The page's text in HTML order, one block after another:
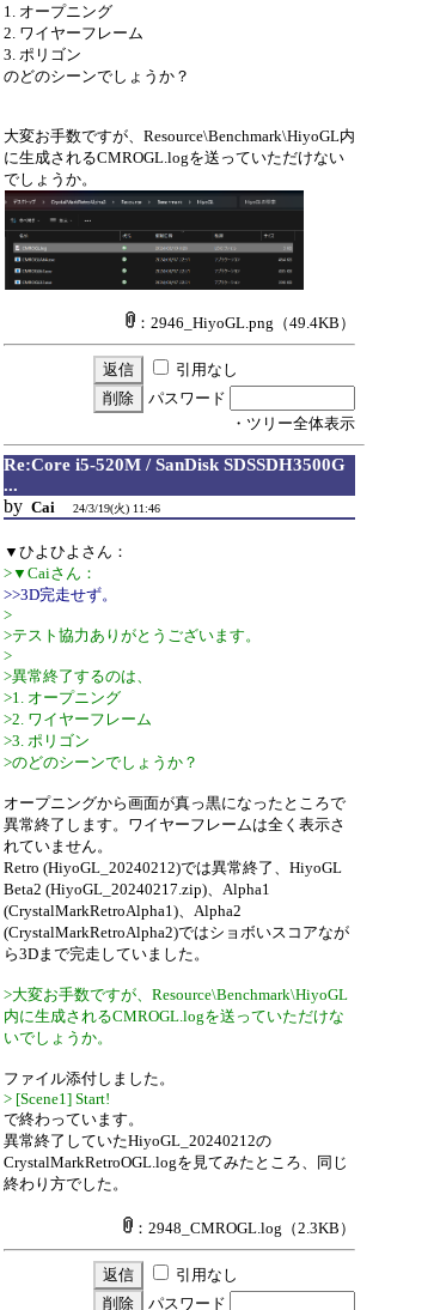
1. オープニング
2. ワイヤーフレーム
3. ポリゴン
のどのシーンでしょうか？
大変お手数ですが、Resource\Benchmark\HiyoGL内
に生成されるCMROGL.logを送っていただけない
でしょうか。
：2946_HiyoGL.png （49.4KB）
引用なし
パスワード
・ツリー全体表示
Re:Core i5-520M / SanDisk SDSSDH3500G
...
by Cai 24/3/19(火) 11:46
▼ひよひよさん：
>▼Caiさん：
>>3D完走せず。
>
>テスト協力ありがとうございます。
>
>異常終了するのは、
>1. オープニング
>2. ワイヤーフレーム
>3. ポリゴン
>のどのシーンでしょうか？
オープニングから画面が真っ黒になったところで
異常終了します。ワイヤーフレームは全く表示さ
れていません。
Retro (HiyoGL_20240212)では異常終了、HiyoGL
Beta2 (HiyoGL_20240217.zip)、Alpha1
(CrystalMarkRetroAlpha1)、Alpha2
(CrystalMarkRetroAlpha2)ではショボいスコアなが
ら3Dまで完走していました。
>大変お手数ですが、Resource\Benchmark\HiyoGL
内に生成されるCMROGL.logを送っていただけな
いでしょうか。
ファイル添付しました。
> [Scene1] Start!
で終わっています。
異常終了していたHiyoGL_20240212の
CrystalMarkRetroOGL.logを見てみたところ、同じ
終わり方でした。
：2948_CMROGL.log （2.3KB）
引用なし
パスワード